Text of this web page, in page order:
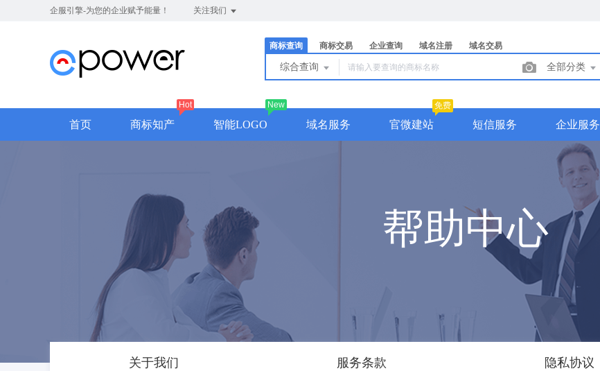
企服引擎-为您的企业赋予能量！ 关注我们
商标查询 商标交易 企业查询 域名注册 域名交易
综合查询 全部分类
首页 商标知产
Hot
智能LOGO
New
域名服务 官微建站
免费
短信服务 企业服务
帮助中心
关于我们 服务条款 隐私协议